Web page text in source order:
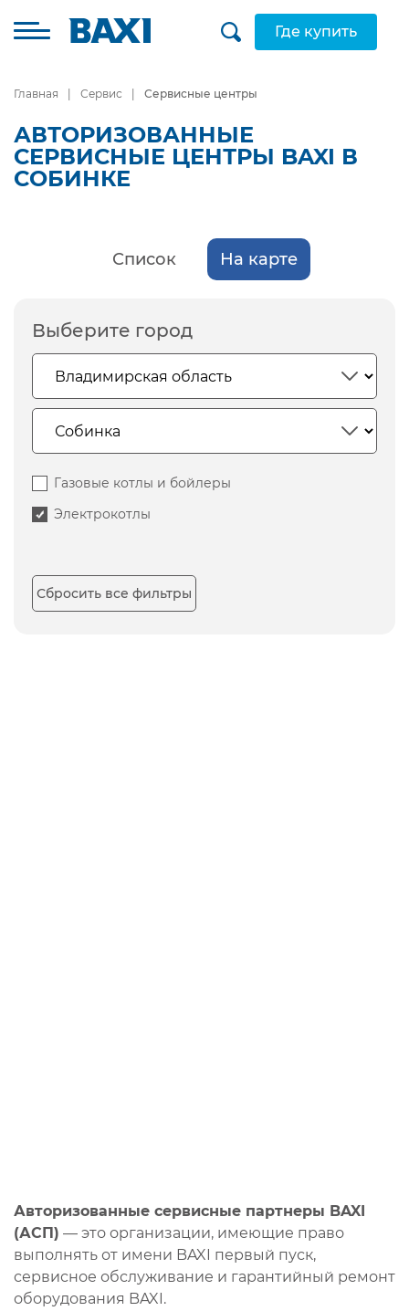
Где купить
Главная Сервис Сервисные центры
АВТОРИЗОВАННЫЕ
СЕРВИСНЫЕ ЦЕНТРЫ BAXI В
СОБИНКЕ
Список На карте
Выберите город
Газовые котлы и бойлеры
Электрокотлы
Сбросить все фильтры
Авторизованные сервисные партнеры BAXI
(АСП) — это организации, имеющие право
выполнять от имени BAXI первый пуск,
сервисное обслуживание и гарантийный ремонт
оборудования BAXI.